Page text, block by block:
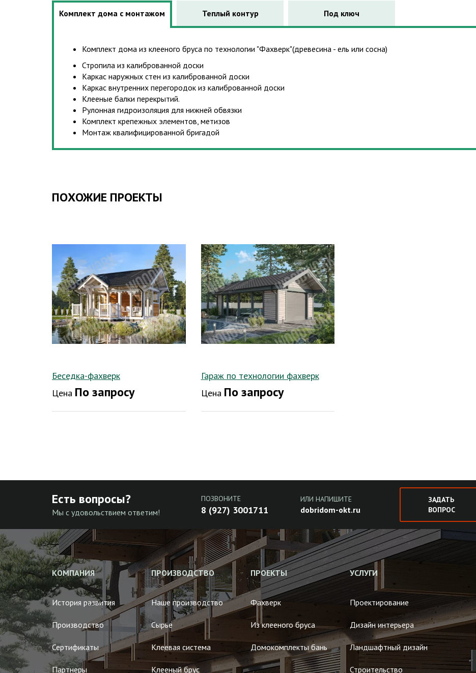
Комплект дома с монтажом Теплый контур Под ключ
Комплект дома из клееного бруса по технологии "Фахверк"(древесина - ель или сосна)
Стропила из калиброванной доски
Каркас наружных стен из калиброванной доски
Каркас внутренних перегородок из калиброванной доски
Клееные балки перекрытий.
Рулонная гидроизоляция для нижней обвязки
Комплект крепежных элементов, метизов
Монтаж квалифицированной бригадой
ПОХОЖИЕ ПРОЕКТЫ
Беседка-фахверк
Цена По запросу
Гараж по технологии фахверк
Цена По запросу
Есть вопросы?
Мы с удовольствием ответим!
ПОЗВОНИТЕ
8 (927) 3001711
ИЛИ НАПИШИТЕ
dobridom-okt.ru
ЗАДАТЬ
ВОПРОС
КОМПАНИЯ
История развития
Производство
Сертификаты
Партнеры
ПРОИЗВОДСТВО
Наше производство
Сырье
Клеевая система
Клееный брус
ПРОЕКТЫ
Фахверк
Из клееного бруса
Домокомплекты бань
УСЛУГИ
Проектирование
Дизайн интерьера
Ландшафтный дизайн
Строительство